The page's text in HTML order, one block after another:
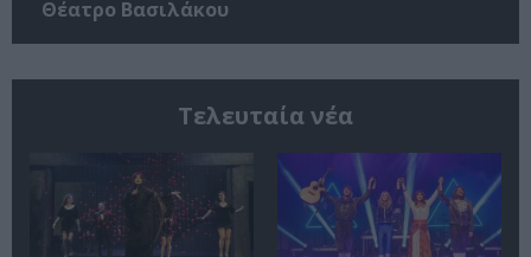
Θέατρο Βασιλάκου
Τελευταία νέα